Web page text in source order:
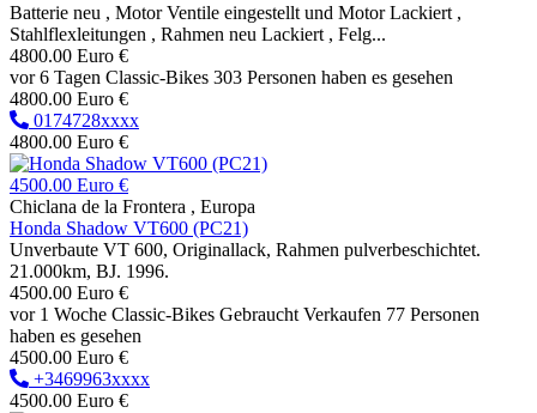
Batterie neu , Motor Ventile eingestellt und Motor Lackiert ,
Stahlflexleitungen , Rahmen neu Lackiert , Felg...
4800.00 Euro €
vor 6 Tagen Classic-Bikes 303 Personen haben es gesehen
4800.00 Euro €
0174728xxxx
4800.00 Euro €
4500.00 Euro €
Chiclana de la Frontera , Europa
Honda Shadow VT600 (PC21)
Unverbaute VT 600, Originallack, Rahmen pulverbeschichtet.
21.000km, BJ. 1996.
4500.00 Euro €
vor 1 Woche Classic-Bikes Gebraucht Verkaufen 77 Personen
haben es gesehen
4500.00 Euro €
+3469963xxxx
4500.00 Euro €